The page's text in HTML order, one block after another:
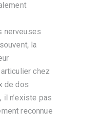
nerveuses
la
chez
de dos
il n’existe pas
reconnue